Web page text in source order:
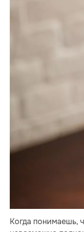
Когда понимаешь,